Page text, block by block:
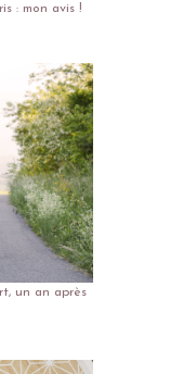
: mon avis !
un an après